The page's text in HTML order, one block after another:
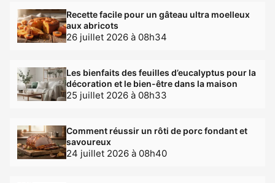
Recette facile pour un gâteau ultra moelleux
aux abricots
26 juillet 2026 à 08h34
Les bienfaits des feuilles d’eucalyptus pour la
décoration et le bien-être dans la maison
25 juillet 2026 à 08h33
Comment réussir un rôti de porc fondant et
savoureux
24 juillet 2026 à 08h40